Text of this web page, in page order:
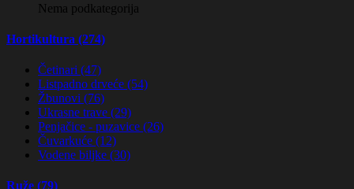
Nema podkategorija
Hortikultura (274)
Četinari (47)
Listpadno drveće (54)
Žbunovi (76)
Ukrasne trave (29)
Penjačice - puzavice (26)
Čuvarkuće (12)
Vodene biljke (30)
Ruže (79)